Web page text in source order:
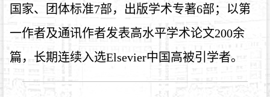
国家、团体标准7部，出版学术专著6部；以第
一作者及通讯作者发表高水平学术论文200余
篇，长期连续入选Elsevier中国高被引学者。